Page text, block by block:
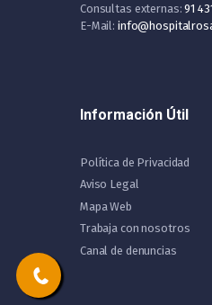
Consultas externas:91
E-Mail:
Información Útil
Política de Privacidad
Aviso Legal
Mapa Web
Trabaja con nosotros
Canal de denuncias